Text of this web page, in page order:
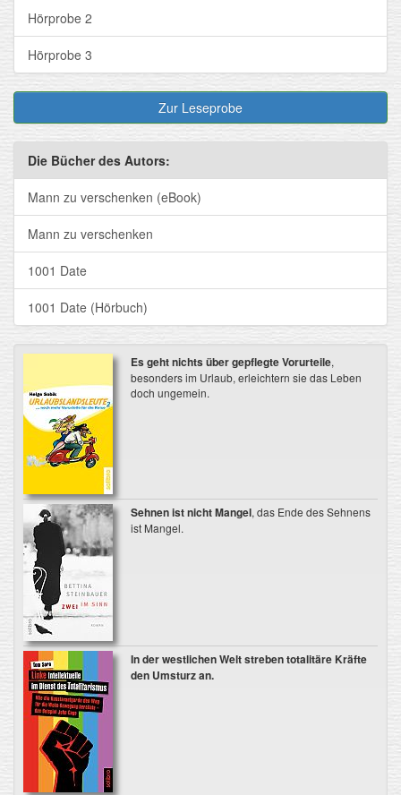
Hörprobe 2
Hörprobe 3
Zur Leseprobe
Die Bücher des Autors:
Mann zu verschenken (eBook)
Mann zu verschenken
1001 Date
1001 Date (Hörbuch)
Es geht nichts über gepflegte Vorurteile,
besonders im Urlaub, erleichtern sie das Leben
doch ungemein.
Sehnen ist nicht Mangel, das Ende des Sehnens
ist Mangel.
In der westlichen Welt streben totalitäre Kräfte
den Umsturz an.